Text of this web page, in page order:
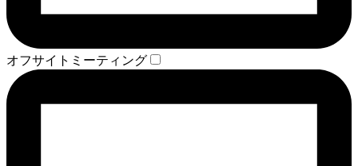
オフサイトミーティング